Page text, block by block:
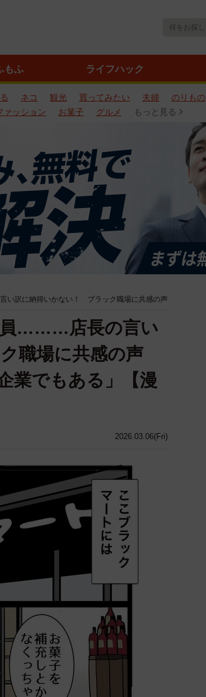
もふ ライフハック
ネコ 観光 買ってみたい 夫婦 のりもの
ァッション お菓子 グルメ もっと見る
い訳に納得いかない！ ブラック職場に共感の声
2026.03.06(Fri)
員………店長の言い
職場に共感の声
業でもある」【漫